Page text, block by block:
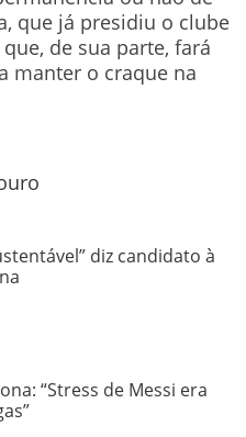
que já presidiu o clube
de sua parte, fará
manter o craque na
diz candidato à
“Stress de Messi era